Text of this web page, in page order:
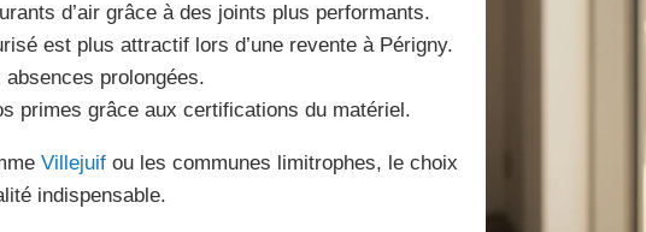
d’air grâce à des joints plus performants.
est plus attractif lors d’une revente à Périgny.
prolongées.
primes grâce aux certifications du matériel.
Villejuif ou les communes limitrophes, le choix
indispensable.